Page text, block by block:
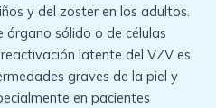
y del zoster en los adultos.
órgano sólido o de células
latente del VZV es
graves de la piel y
en pacientes